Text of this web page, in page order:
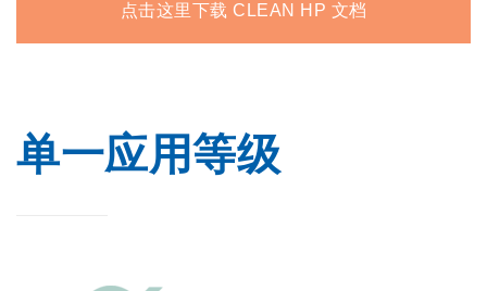
点击这里下载 CLEAN HP 文档
单一应用等级